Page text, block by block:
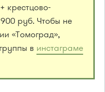
крестцово-
руб. Чтобы не
«Томоград»,
в инстаграме